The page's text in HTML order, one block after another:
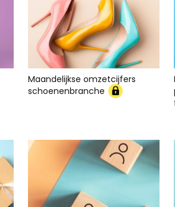
Maandelijkse omzetcijfers
schoenenbranche